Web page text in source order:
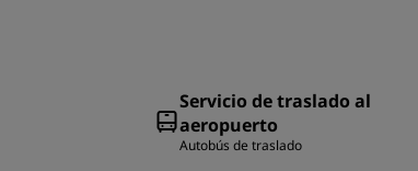
Servicio de traslado al
aeropuerto
Autobús de traslado